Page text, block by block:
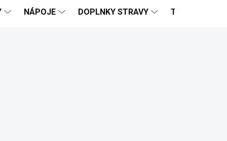
NÁPOJE DOPLNKY STRAVY TELO &